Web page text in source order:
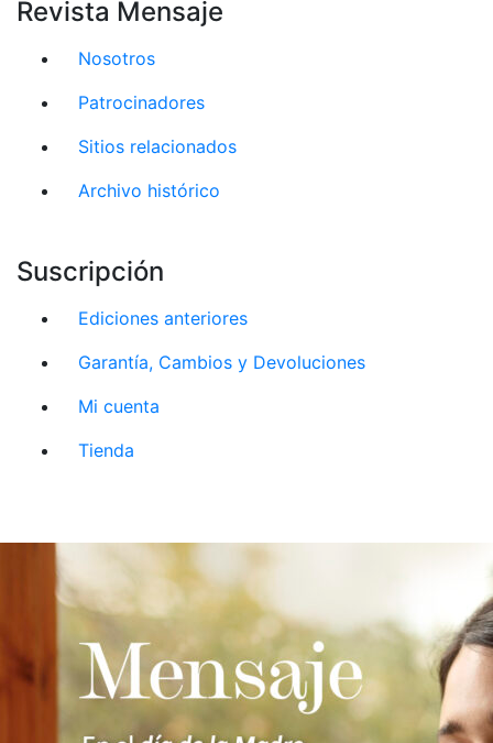
Revista Mensaje
Nosotros
Patrocinadores
Sitios relacionados
Archivo histórico
Suscripción
Ediciones anteriores
Garantía, Cambios y Devoluciones
Mi cuenta
Tienda